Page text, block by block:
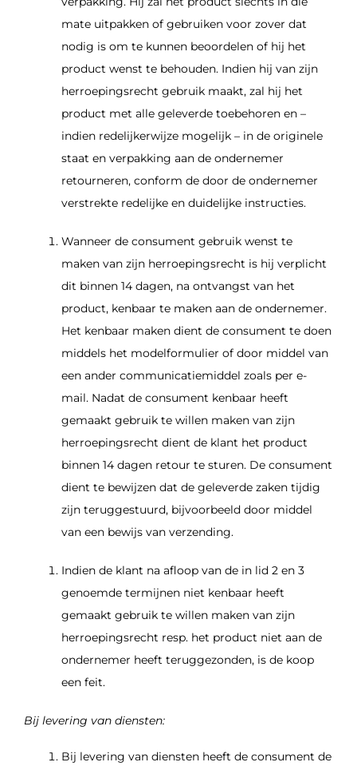
mate uitpakken of gebruiken voor zover dat
nodig is om te kunnen beoordelen of hij het
product wenst te behouden. Indien hij van zijn
herroepingsrecht gebruik maakt, zal hij het
product met alle geleverde toebehoren en –
indien redelijkerwijze mogelijk – in de originele
staat en verpakking aan de ondernemer
retourneren, conform de door de ondernemer
verstrekte redelijke en duidelijke instructies.
Wanneer de consument gebruik wenst te
maken van zijn herroepingsrecht is hij verplicht
dit binnen 14 dagen, na ontvangst van het
product, kenbaar te maken aan de ondernemer.
Het kenbaar maken dient de consument te doen
middels het modelformulier of door middel van
een ander communicatiemiddel zoals per e-
mail. Nadat de consument kenbaar heeft
gemaakt gebruik te willen maken van zijn
herroepingsrecht dient de klant het product
binnen 14 dagen retour te sturen. De consument
dient te bewijzen dat de geleverde zaken tijdig
zijn teruggestuurd, bijvoorbeeld door middel
van een bewijs van verzending.
Indien de klant na afloop van de in lid 2 en 3
genoemde termijnen niet kenbaar heeft
gemaakt gebruik te willen maken van zijn
herroepingsrecht resp. het product niet aan de
ondernemer heeft teruggezonden, is de koop
een feit.
Bij levering van diensten:
Bij levering van diensten heeft de consument de